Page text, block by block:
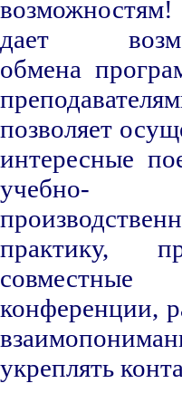
дает
обмена
позволяет
интересные
учебно-
практику,
совместные
конференции,
укреплять